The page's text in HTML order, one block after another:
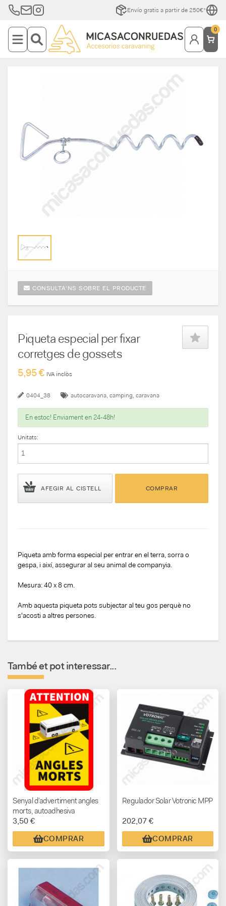
Envío gratis a partir de 250€*
0
CONSULTA'NS SOBRE EL PRODUCTE
Piqueta especial per fixar
corretges de gossets
5,95 € IVA inclòs
0404_38 autocaravana camping caravana
En estoc! Enviament en 24-48h!
Unitats:
AFEGIR AL CISTELL COMPRAR
Piqueta amb forma especial per entrar en el terra, sorra o
gespa, i així, assegurar al seu animal de companyia.
Mesura: 40 x 8 cm.
Amb aquesta piqueta pots subjectar al teu gos perquè no
s'acosti a altres persones.
També et pot interessar...
Senyal d’advertiment angles
morts, autoadhesiva
3,50 €
COMPRAR
Regulador Solar Votronic MPP
202,07 €
COMPRAR